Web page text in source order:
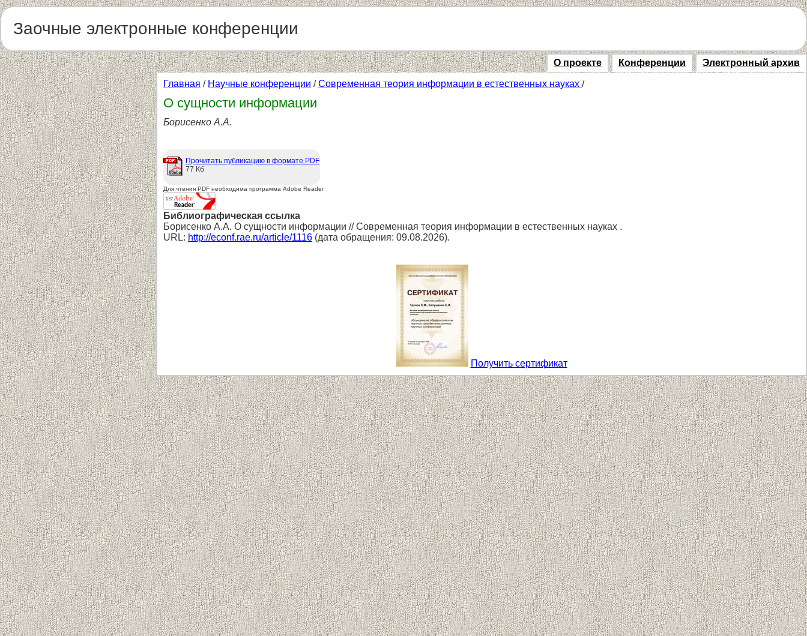
Заочные электронные конференции
О проекте Конференции Электронный архив
Главная / Научные конференции /Современная теория информации в естественных науках /
О сущности информации
Борисенко А.А.
Прочитать публикацию в формате PDF
77 Кб
Для чтения PDF необходима программа Adobe Reader
Библиографическая ссылка
Борисенко А.А. О сущности информации // Современная теория информации в естественных науках .
URL: http://econf.rae.ru/article/1116 (дата обращения: 09.08.2026).
Получить сертификат